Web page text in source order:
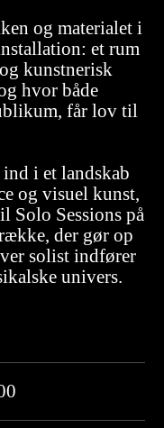
og materialet i
et rum
kunstnerisk
hvor både
får lov til
i et landskab
og visuel kunst,
Solo Sessions på
der gør op
solist indfører
univers.